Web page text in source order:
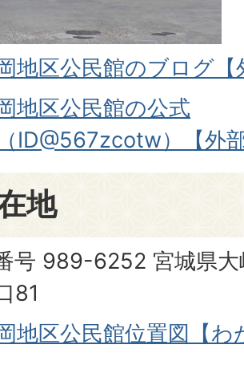
地区公民館のブログ
地区公民館の公式
ID@567zcotw）【外
地
号 989-6252 宮城県大
81
地区公民館位置図【